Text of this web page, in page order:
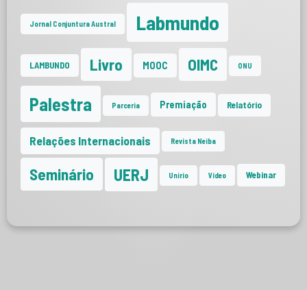
Jornal Conjuntura Austral Labmundo
LAMBUNDO Livro MOOC OIMC ONU
Palestra Parceria Premiação Relatório
Relações Internacionais Revista Neiba
Seminário UERJ Unirio Vídeo Webinar